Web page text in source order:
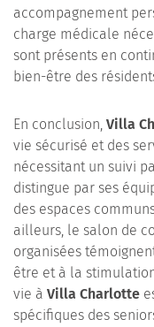
accompagnement
charge médicale
sont présents en
bien-être des
En conclusion, Villa
vie sécurisé et des
nécessitant un suivi
distingue par ses
des espaces
ailleurs, le salon de
organisées
être et à la
vie à Villa Charlotte
spécifiques des